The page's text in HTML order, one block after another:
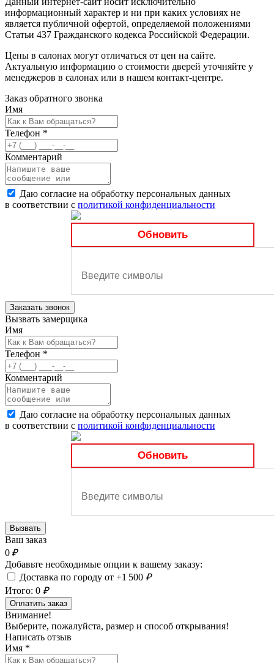
информационный характер и ни при каких условиях не
является публичной офертой, определяемой положениями
Статьи 437 Гражданского кодекса Российской Федерации.
Цены в салонах могут отличаться от цен на сайте.
Актуальную информацию о стоимости дверей уточняйте у
менеджеров в салонах или в нашем контакт-центре.
Заказ обратного звонка
Имя
Телефон *
Комментарий
Даю согласие на обработку персональных данных
в соответствии с политикой конфиденциальности
Обновить
Заказать звонок
Вызвать замерщика
Имя
Телефон *
Комментарий
Даю согласие на обработку персональных данных
в соответствии с политикой конфиденциальности
Обновить
Вызвать
Ваш заказ
0₽
Добавьте необходимые опции к вашему заказу:
Доставка по городу от +1 500 ₽
Итого: 0 ₽
Оплатить заказ
Внимание!
Выберите, пожалуйста, размер и способ открывания!
Написать отзыв
Имя *